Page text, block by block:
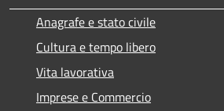
Anagrafe e stato civile
Cultura e tempo libero
Vita lavorativa
Imprese e Commercio